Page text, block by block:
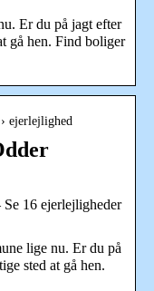
Er du på jagt efter
gå hen. Find boliger
ejerlejlighed
16 ejerlejligheder
lige nu. Er du på
sted at gå hen.